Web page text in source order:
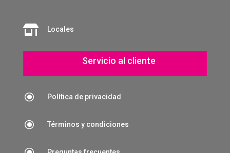
 Locales
Servicio al cliente
\ Política de privacidad
\ Términos y condiciones